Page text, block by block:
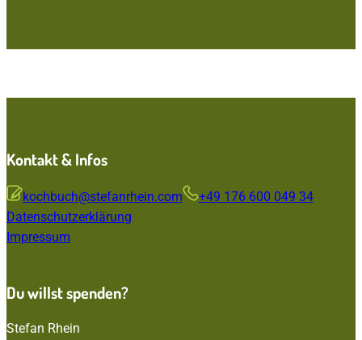
Kontakt & Infos
kochbuch@stefanrhein.com
+49 176 600 049 34
Datenschutzerklärung
Impressum
Du willst spenden?
Stefan Rhein